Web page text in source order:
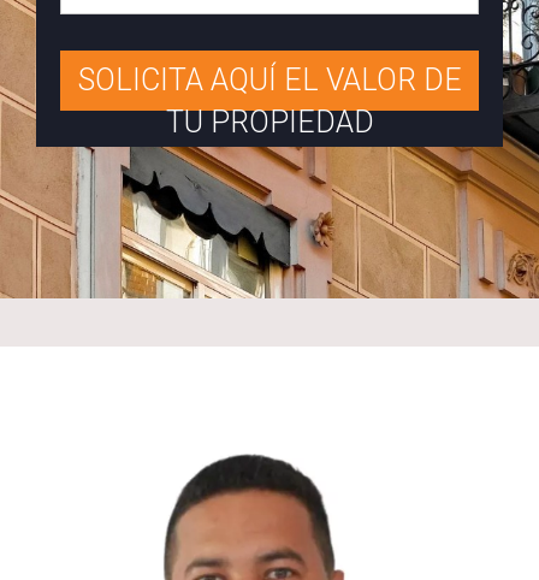
SOLICITA AQUÍ EL VALOR DE
TU PROPIEDAD